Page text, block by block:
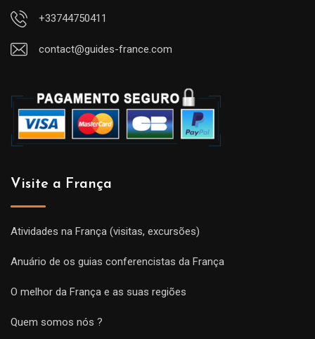
+33744750411
contact@guides-france.com
Visite a França
Atividades na França (visitas, excursões)
Anuário de os guias conferencistas da França
O melhor da França e as suas regiões
Quem somos nós ?